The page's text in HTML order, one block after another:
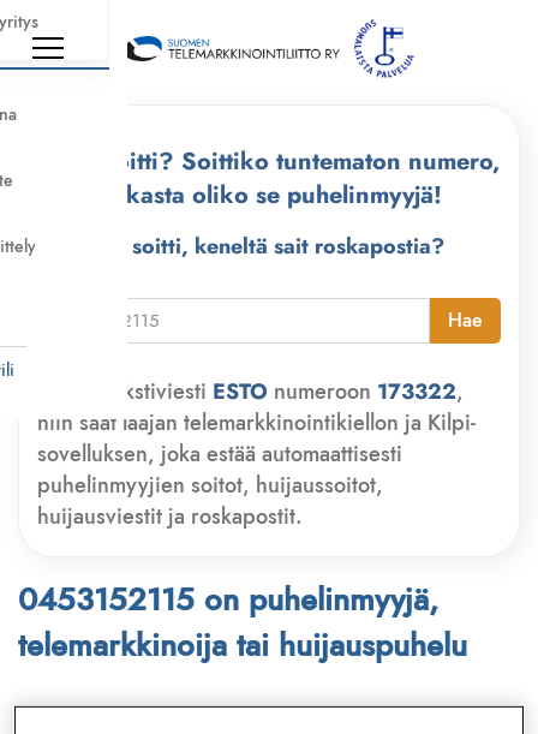
Kuka soitti? Soittiko tuntematon numero,
tarkasta oliko se puhelinmyyjä!
Kuka soitti, keneltä sait roskapostia?
Hae
Lähetä tekstiviesti ESTO numeroon 173322,
niin saat laajan telemarkkinointikiellon ja Kilpi-
sovelluksen, joka estää automaattisesti
puhelinmyyjien soitot, huijaussoitot,
huijausviestit ja roskapostit.
0453152115 on puhelinmyyjä,
telemarkkinoija tai huijauspuhelu